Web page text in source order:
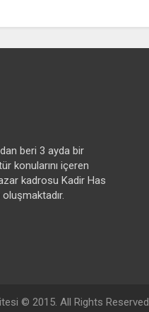
beri 3 ayda bir
konularını içeren
kadrosu Kadir Has
© 2015. All Rights Reserved